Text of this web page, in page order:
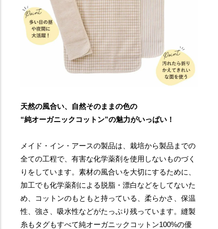
天然の風合い、自然そのままの色の
“純オーガニックコットン”の魅力がいっぱい！
メイド・イン・アースの製品は、栽培から製品までの
全ての工程で、有害な化学薬剤を使用しないものづく
りをしています。素材の風合いを大切にするために、
加工でも化学薬剤による脱脂・漂白などをしてないた
め、コットンのもともと持っている、柔らかさ、保温
性、強さ、吸水性などがたっぷり残っています。縫製
糸もタグもすべて純オーガニックコットン100%の優